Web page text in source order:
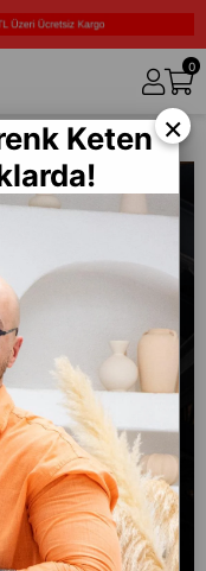
0
(SVTK37) ×
Keten